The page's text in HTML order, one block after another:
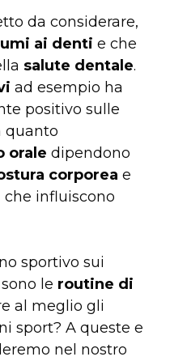
da considerare,
ai denti e che
salute dentale.
ad esempio ha
positivo sulle
quanto
orale dipendono
corporea e
che influiscono
sportivo sui
le routine di
al meglio gli
sport? A queste e
nel nostro